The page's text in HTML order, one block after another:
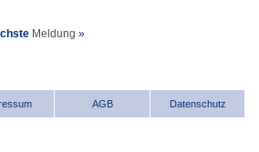
Meldung »
AGB Datenschutz